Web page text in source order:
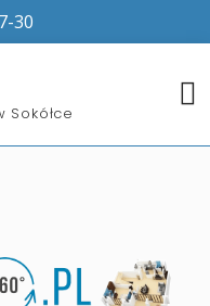
30
Sokółce